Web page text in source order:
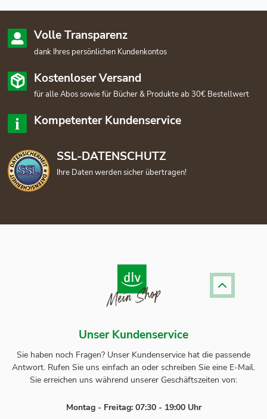
Volle Transparenz
dank Ihres persönlichen Kundenkontos
Kostenloser Versand
für alle Abos sowie für Bücher & Produkte ab 30€ Bestellwert
Kompetenter Kundenservice
SSL-DATENSCHUTZ
Ihre Daten werden sicher übertragen!
Unser Kundenservice
Sie haben noch Fragen? Unser Kundenservice hat die passende
Antwort. Rufen Sie uns einfach an oder schreiben Sie eine E-Mail.
Sie erreichen uns während unserer Geschäftszeiten von:
Montag - Freitag: 07:30 - 19:00 Uhr